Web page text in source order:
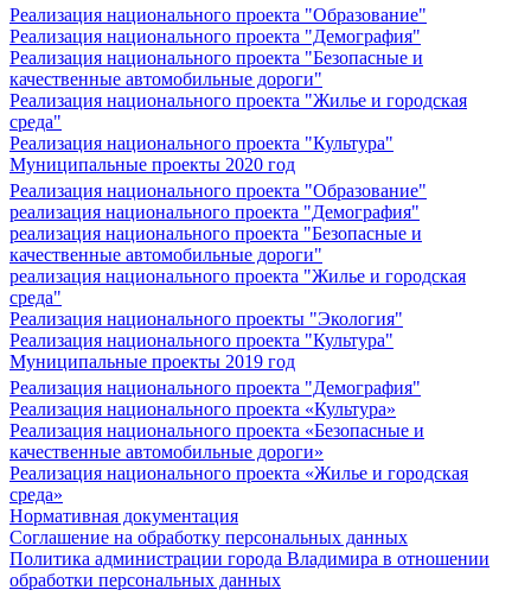
Реализация национального проекта "Образование"
Реализация национального проекта "Демография"
Реализация национального проекта "Безопасные и
качественные автомобильные дороги"
Реализация национального проекта "Жилье и городская
среда"
Реализация национального проекта "Культура"
Муниципальные проекты 2020 год
Реализация национального проекта "Образование"
реализация национального проекта "Демография"
реализация национального проекта "Безопасные и
качественные автомобильные дороги"
реализация национального проекта "Жилье и городская
среда"
Реализация национального проекты "Экология"
Реализация национального проекта "Культура"
Муниципальные проекты 2019 год
Реализация национального проекта "Демография"
Реализация национального проекта «Культура»
Реализация национального проекта «Безопасные и
качественные автомобильные дороги»
Реализация национального проекта «Жилье и городская
среда»
Нормативная документация
Соглашение на обработку персональных данных
Политика администрации города Владимира в отношении
обработки персональных данных